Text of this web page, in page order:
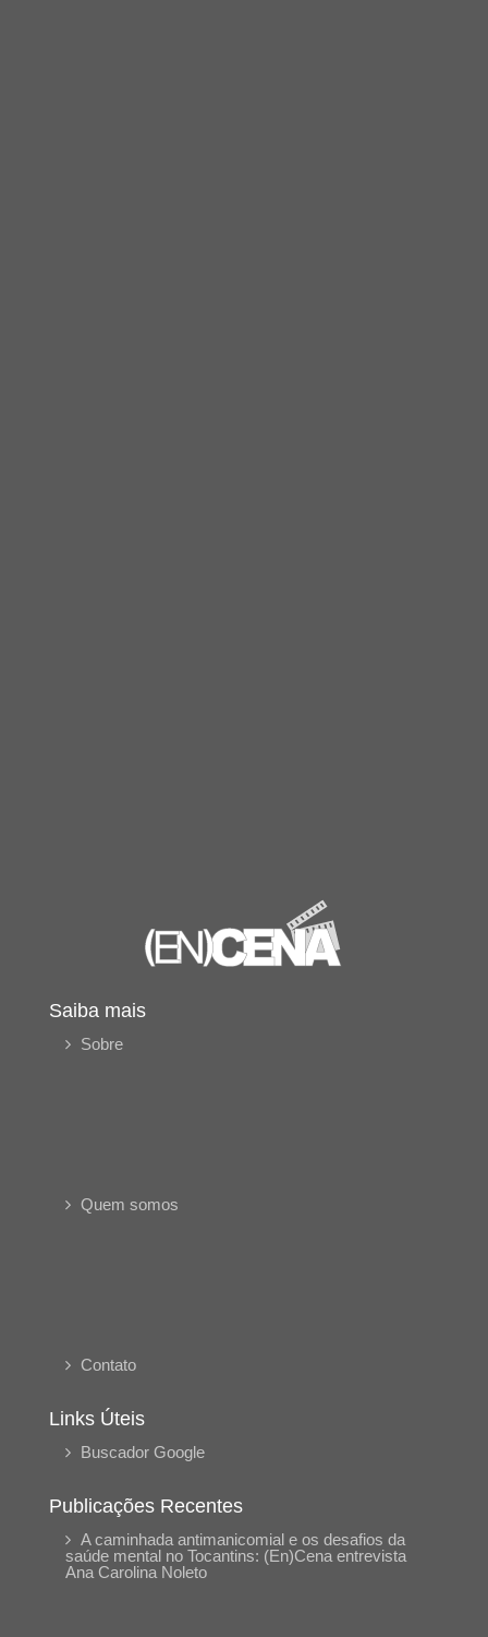
Saiba mais
Sobre
Quem somos
Contato
Links Úteis
Buscador Google
Publicações Recentes
A caminhada antimanicomial e os desafios da
saúde mental no Tocantins: (En)Cena entrevista
Ana Carolina Noleto